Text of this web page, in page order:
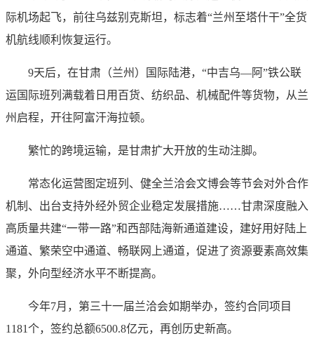
际机场起飞，前往乌兹别克斯坦，标志着“兰州至塔什干”全货
机航线顺利恢复运行。
9天后，在甘肃（兰州）国际陆港，“中吉乌—阿”铁公联
运国际班列满载着日用百货、纺织品、机械配件等货物，从兰
州启程，开往阿富汗海拉顿。
繁忙的跨境运输，是甘肃扩大开放的生动注脚。
常态化运营图定班列、健全兰洽会文博会等节会对外合作
机制、出台支持外经外贸企业稳定发展措施……甘肃深度融入
高质量共建“一带一路”和西部陆海新通道建设，建好用好陆上
通道、繁荣空中通道、畅联网上通道，促进了资源要素高效集
聚，外向型经济水平不断提高。
今年7月，第三十一届兰洽会如期举办，签约合同项目
1181个，签约总额6500.8亿元，再创历史新高。